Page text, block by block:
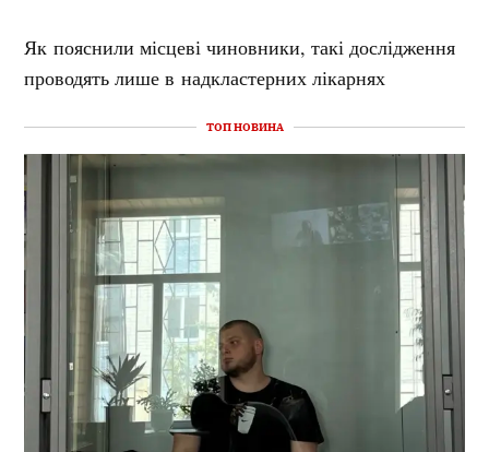
Як пояснили місцеві чиновники, такі дослідження
проводять лише в надкластерних лікарнях
ТОП НОВИНА